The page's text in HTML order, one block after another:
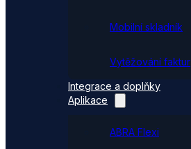
Mobilní skladník
Vytěžování faktur
Integrace a doplňky
Aplikace
ABRA Flexi